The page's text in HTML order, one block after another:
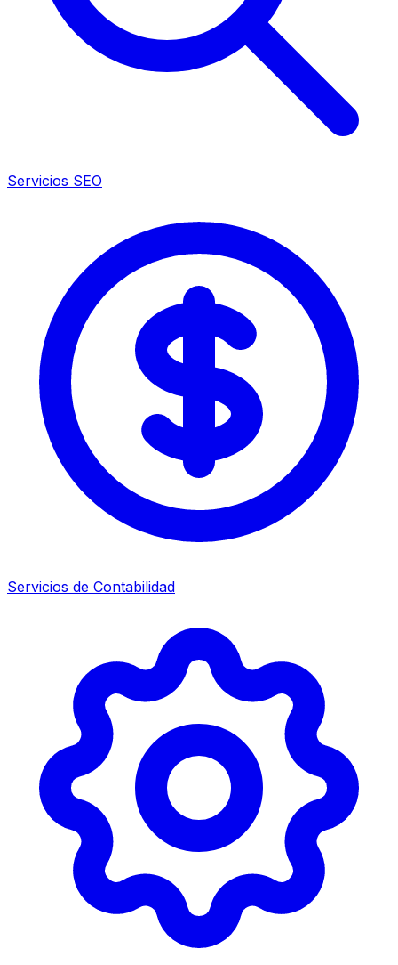
Servicios SEO
Servicios de Contabilidad